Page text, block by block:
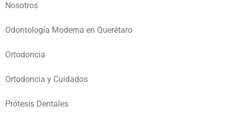
Nosotros
Odontología Moderna en Querétaro
Ortodoncia
Ortodoncia y Cuidados
Prótesis Dentales